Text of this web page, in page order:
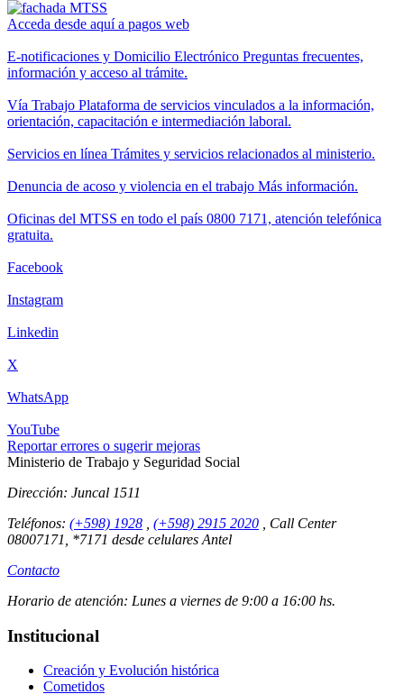
Acceda desde aquí a pagos web
E-notificaciones y Domicilio Electrónico Preguntas frecuentes,
información y acceso al trámite.
Vía Trabajo Plataforma de servicios vinculados a la información,
orientación, capacitación e intermediación laboral.
Servicios en línea Trámites y servicios relacionados al ministerio.
Denuncia de acoso y violencia en el trabajo Más información.
Oficinas del MTSS en todo el país 0800 7171, atención telefónica
gratuita.
Facebook
Instagram
Linkedin
X
WhatsApp
YouTube
Reportar errores o sugerir mejoras
Ministerio de Trabajo y Seguridad Social
Dirección: Juncal 1511
Teléfonos: (+598) 1928 (+598) 2915 2020
Call Center
08007171, *7171 desde celulares Antel
Contacto
Horario de atención: Lunes a viernes de 9:00 a 16:00 hs.
Institucional
Creación y Evolución histórica
Cometidos